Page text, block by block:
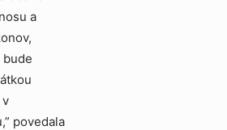
a
bude
v
povedala